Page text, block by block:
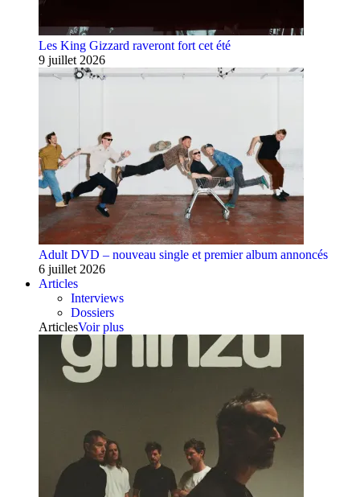
Les King Gizzard raveront fort cet été
9 juillet 2026
Adult DVD – nouveau single et premier album annoncés
6 juillet 2026
Articles
Interviews
Dossiers
ArticlesVoir plus